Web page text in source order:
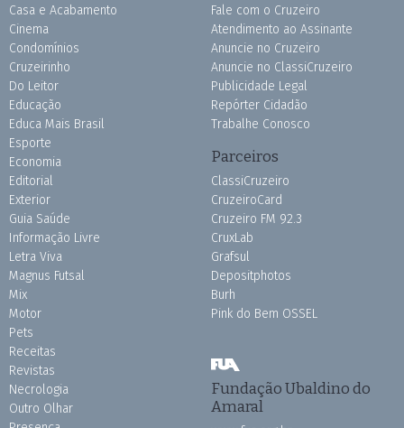
Casa e Acabamento
Cinema
Condomínios
Cruzeirinho
Do Leitor
Educação
Educa Mais Brasil
Esporte
Economia
Editorial
Exterior
Guia Saúde
Informação Livre
Letra Viva
Magnus Futsal
Mix
Motor
Pets
Receitas
Revistas
Necrologia
Outro Olhar
Fale com o Cruzeiro
Atendimento ao Assinante
Anuncie no Cruzeiro
Anuncie no ClassiCruzeiro
Publicidade Legal
Repórter Cidadão
Trabalhe Conosco
Parceiros
ClassiCruzeiro
CruzeiroCard
Cruzeiro FM 92.3
CruxLab
Grafsul
Depositphotos
Burh
Pink do Bem OSSEL
Fundação Ubaldino do
Amaral